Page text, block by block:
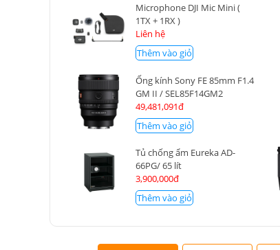
Microphone DJI Mic Mini (
1TX + 1RX )
Liên hệ
Thêm vào giỏ
Ống kính Sony FE 85mm F1.4
GM II / SEL85F14GM2
49,481,091đ
Thêm vào giỏ
Tủ chống ẩm Eureka AD-
66PG/ 65 lít
3,900,000đ
Thêm vào giỏ